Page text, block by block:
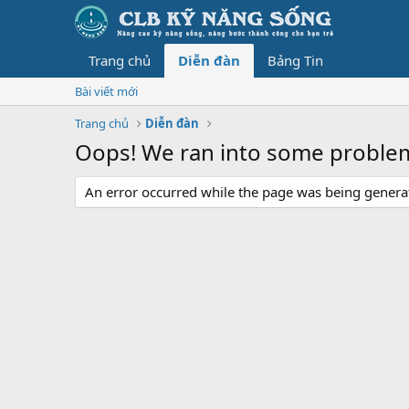
Trang chủ Diễn đàn Bảng Tin
Bài viết mới
Trang chủ
Diễn đàn
Oops! We ran into some
An error occurred while the page was being